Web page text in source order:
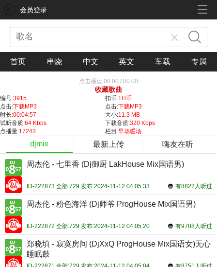
会员登录
首页 串烧 中文 英文 车载 专属
点击播放 00:00 / 00:00
收藏歌曲
编号:3915 扣币:1H币
点击:下载MP3 点击:下载MP3
时长:00:04:57 大小:11.3 MB
试听音质:64 Kbps 下载音质:320 Kbps
点播量:17243 栏目:早场暖场
djmix 最新上传 嗨友在听
周杰伦 - 七里香 (Dj御厨 LakHouse Mix国语男)
有8822人听过
ID-222873 全部:729 发布:2024-11-12 04:05:33
周杰伦 - 粉色海洋 (Dj师爷 ProgHouse Mix国语男)
有9708人听过
ID-222872 全部:729 发布:2024-11-12 04:05:20
郑晓填 - 寂寞房间 (DjXxQ ProgHouse Mix国语女)无心
睡眠鼓